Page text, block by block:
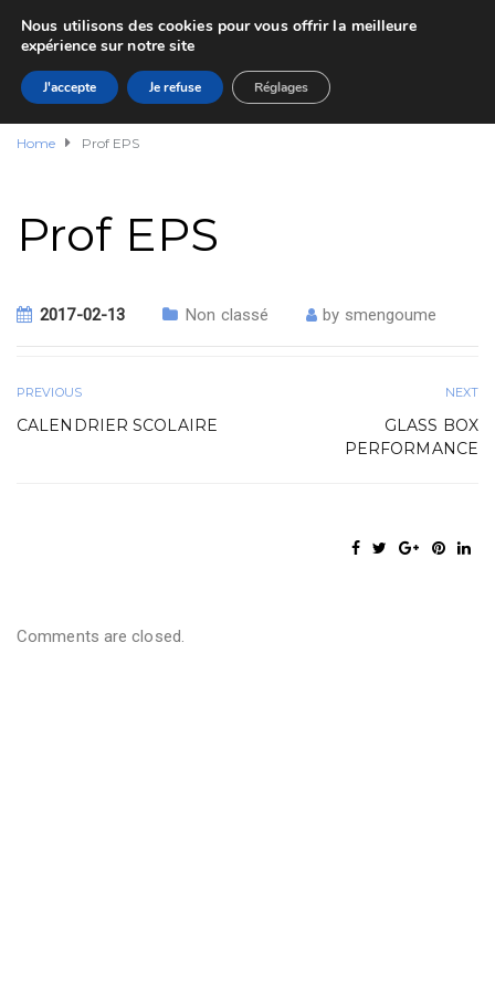
Home Prof EPS
Prof EPS
2017-02-13 Non classé by smengoume
PREVIOUS
CALENDRIER SCOLAIRE
NEXT
GLASS BOX
PERFORMANCE
Comments are closed.
Nous utilisons des cookies pour vous offrir la meilleure
expérience sur notre site
J'accepte Je refuse Réglages